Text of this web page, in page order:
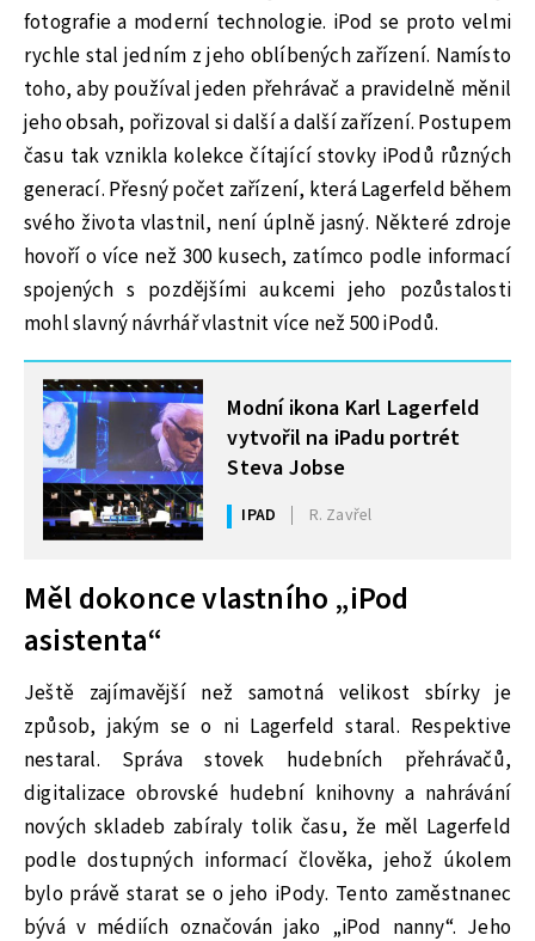
fotografie a moderní technologie. iPod se proto velmi
rychle stal jedním z jeho oblíbených zařízení. Namísto
toho, aby používal jeden přehrávač a pravidelně měnil
jeho obsah, pořizoval si další a další zařízení. Postupem
času tak vznikla kolekce čítající stovky iPodů různých
generací. Přesný počet zařízení, která Lagerfeld během
svého života vlastnil, není úplně jasný. Některé zdroje
hovoří o více než 300 kusech, zatímco podle informací
spojených s pozdějšími aukcemi jeho pozůstalosti
mohl slavný návrhář vlastnit více než 500 iPodů.
MOHLO BY VÁS ZAJÍMAT
Modní ikona Karl Lagerfeld
vytvořil na iPadu portrét
Steva Jobse
IPAD R. Zavřel
Měl dokonce vlastního „iPod
asistenta“
Ještě zajímavější než samotná velikost sbírky je
způsob, jakým se o ni Lagerfeld staral. Respektive
nestaral. Správa stovek hudebních přehrávačů,
digitalizace obrovské hudební knihovny a nahrávání
nových skladeb zabíraly tolik času, že měl Lagerfeld
podle dostupných informací člověka, jehož úkolem
bylo právě starat se o jeho iPody. Tento zaměstnanec
bývá v médiích označován jako „iPod nanny“. Jeho